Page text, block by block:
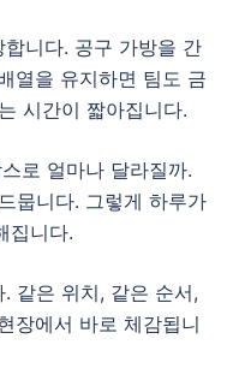
니다. 공구 가방을 간
열을 유지하면 팀도 금
시간이 짧아집니다.
로 얼마나 달라질까.
뭅니다. 그렇게 하루가
집니다.
같은 위치, 같은 순서,
장에서 바로 체감됩니